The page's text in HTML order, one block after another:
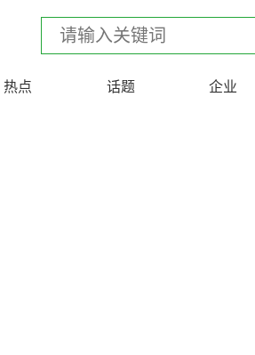
热点 话题 企业